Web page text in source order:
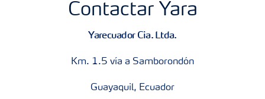
Contactar Yara
Yarecuador Cia. Ltda.
Km. 1.5 vía a Samborondón
Guayaquil, Ecuador